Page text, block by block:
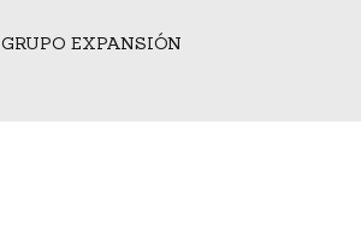
GRUPO EXPANSIÓN